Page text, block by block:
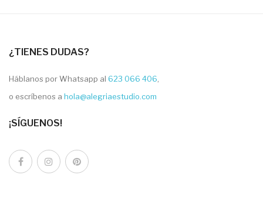
¿TIENES DUDAS?
Háblanos por Whatsapp al 623 066 406
o escríbenos a hola@alegriaestudio.com
¡SÍGUENOS!